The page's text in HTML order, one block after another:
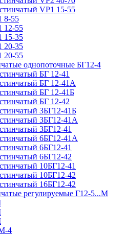
VP1 15-55
8-55
12-55
15-35
20-35
20-55
однопоточные БГ12-4
БГ 12-41
БГ 12-41А
БГ 12-41Б
БГ 12-42
3БГ12-41Б
3БГ12-41А
3БГ12-41
6БГ12-41А
6БГ12-41
6БГ12-42
10БГ12-41
10БГ12-42
16БГ12-42
регулируемые Г12-5...М
4